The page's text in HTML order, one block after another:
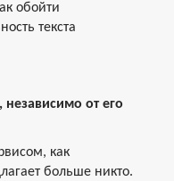
обойти
текста
от его
как
больше никто.